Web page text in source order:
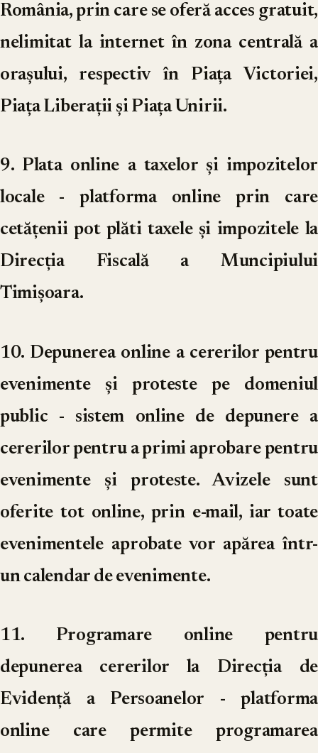
România, prin care se oferă acces gratuit,
nelimitat la internet în zona centrală a
orașului, respectiv în Piața Victoriei,
Piața Liberații și Piața Unirii.
9. Plata online a taxelor și impozitelor
locale- platforma online prin care
cetățenii pot plăti taxele și impozitele la
Direcția Fiscală a Muncipiului
Timișoara.
10. Depunerea online a cererilor pentru
evenimente și proteste pe domeniul
public - sistem online de depunere a
cererilor pentru a primi aprobare pentru
evenimente și proteste. Avizele sunt
oferite tot online, prin e-mail, iar toate
evenimentele aprobate vor apărea într-
un calendar de evenimente.
11. Programare online pentru
depunerea cererilor la Direcția de
Evidență a Persoanelor - platforma
online care permite programarea